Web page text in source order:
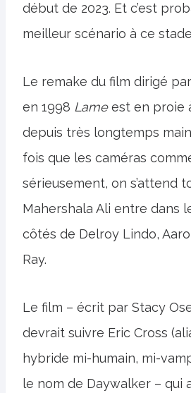
début de 2023. Et c’est
meilleur scénario à ce
Le remake du film dirigé
en 1998 Lameest en proie
depuis très longtemps
fois que les caméras
sérieusement, on s’attend
Mahershala Ali entre dans
côtés de Delroy Lindo,
Ray.
Le film – écrit par Stacy
devrait suivre Eric Cross
hybride mi-humain, mi-
le nom de Daywalker – qui